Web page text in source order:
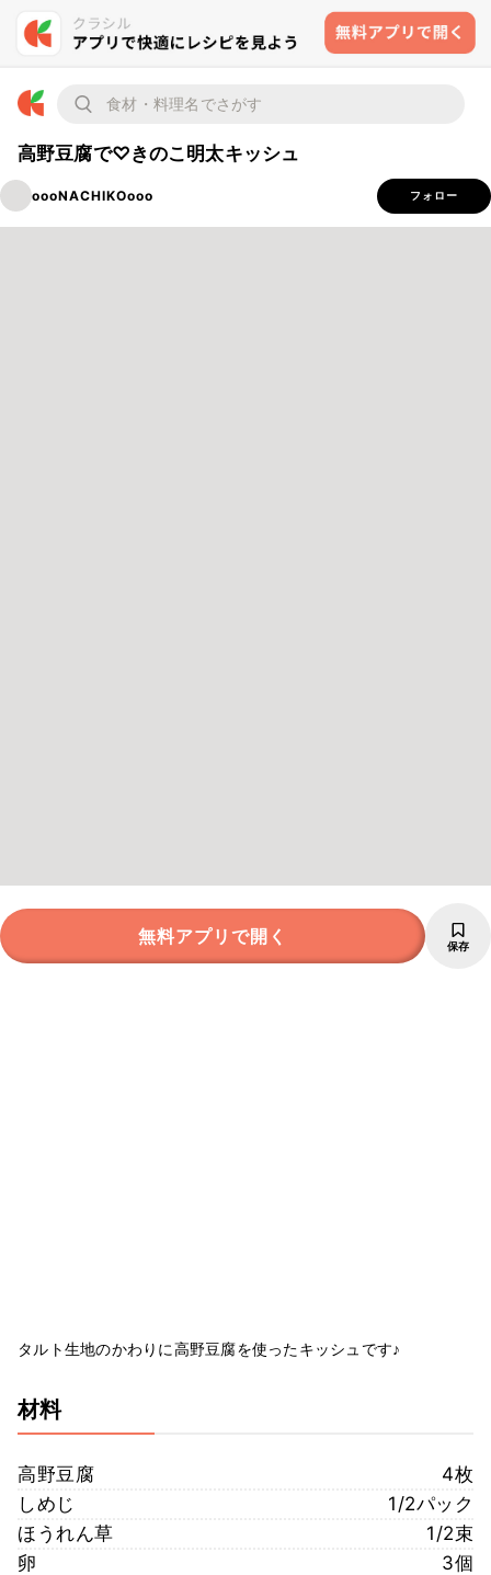
高野豆腐で♡きのこ明太キッシュ
oooNACHIKOooo フォロー
無料アプリで開く 保存
タルト生地のかわりに高野豆腐を使ったキッシュです♪
材料
高野豆腐
4枚
しめじ
1/2パック
ほうれん草
1/2束
卵
3個